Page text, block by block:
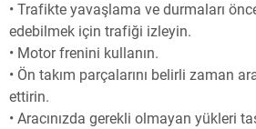
• Trafikte yavaşlama ve durmaları
edebilmek için trafiği izleyin.
• Motor frenini kullanın.
• Ön takım parçalarını belirli zaman
ettirin.
• Aracınızda gerekli olmayan yükleri